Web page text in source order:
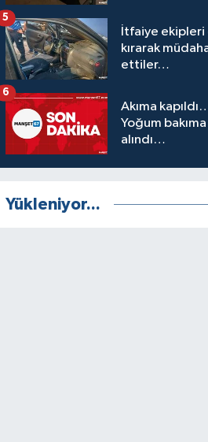
İtfaiye ekipleri
kırarak
ettiler…
5
Akıma
Yoğum bakıma
alındı…
6
Yükleniyor...